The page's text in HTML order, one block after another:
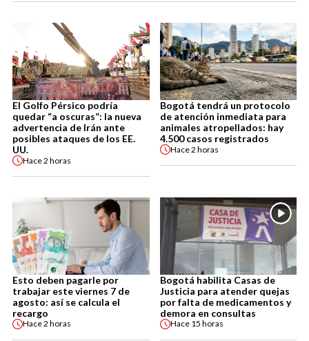
El Golfo Pérsico podría
quedar “a oscuras”: la nueva
advertencia de Irán ante
posibles ataques de los EE.
UU.
Hace2 horas
Bogotá tendrá un protocolo
de atención inmediata para
animales atropellados: hay
4.500 casos registrados
Hace2 horas
Esto deben pagarle por
trabajar este viernes 7 de
agosto: así se calcula el
recargo
Hace2 horas
Bogotá habilita Casas de
Justicia para atender quejas
por falta de medicamentos y
demora en consultas
Hace 15 horas